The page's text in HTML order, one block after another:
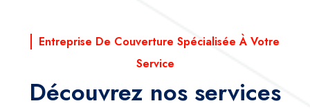
Entreprise De Couverture Spécialisée À Votre
Service
Découvrez nos services